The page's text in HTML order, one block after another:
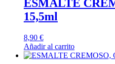
ESMALTE
15,5ml
8,90 €
Añadir al carrito